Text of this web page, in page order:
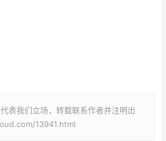
表我们立场，转载联系作者并注明出
13941.html